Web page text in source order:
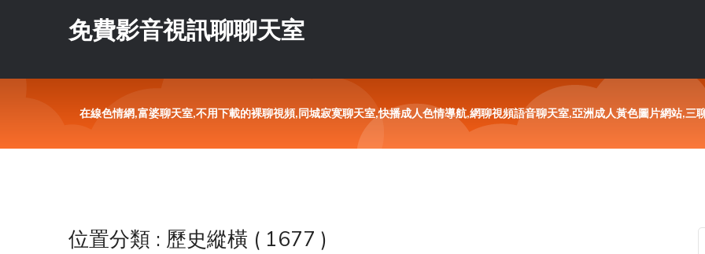
免費影音視訊聊聊天室
在線色情網,富婆聊天室,不用下載的裸聊視頻,同城寂寞聊天室,快播成人色情導航,網聊視頻語音聊天室,亞洲成人黃色圖片網站,
位置分類 : 歷史縱橫 ( 1677 )